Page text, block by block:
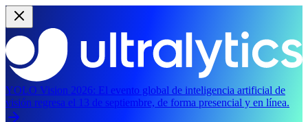
YOLO Vision 2026: El evento global de inteligencia artificial de
visión regresa el 13 de septiembre, de forma presencial y en línea.